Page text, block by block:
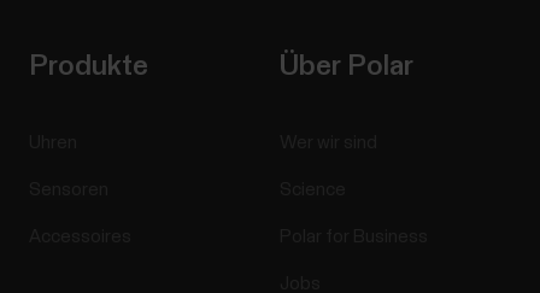
Produkte Über Polar